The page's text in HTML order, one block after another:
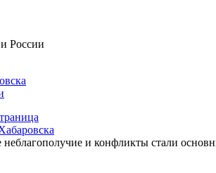
России
неблагополучие и конфликты стали